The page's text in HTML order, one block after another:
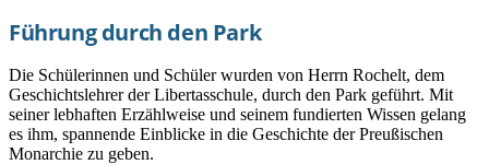
Führung durch den Park
Die Schülerinnen und Schüler wurden von Herrn Rochelt, dem
Geschichtslehrer der Libertasschule, durch den Park geführt. Mit
seiner lebhaften Erzählweise und seinem fundierten Wissen gelang
es ihm, spannende Einblicke in die Geschichte der Preußischen
Monarchie zu geben.